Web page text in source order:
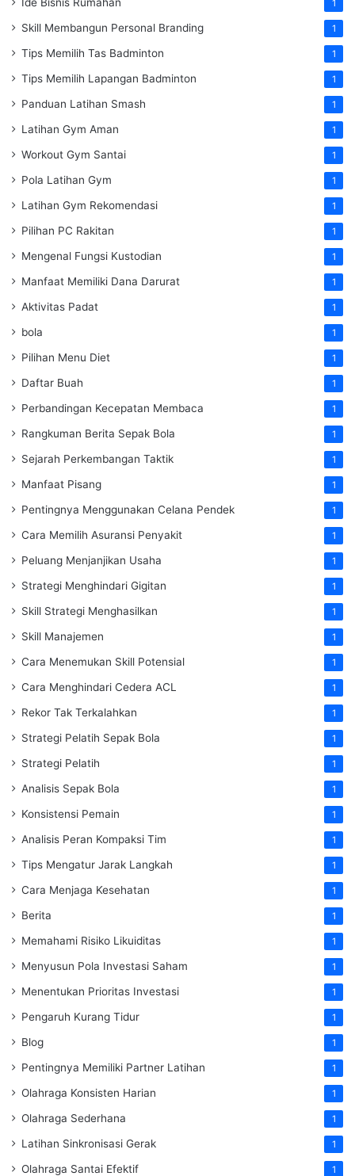
1
Skill Membangun Personal Branding 1
Tips Memilih Tas Badminton 1
Tips Memilih Lapangan Badminton 1
Panduan Latihan Smash 1
Latihan Gym Aman 1
Workout Gym Santai 1
Pola Latihan Gym 1
Latihan Gym Rekomendasi 1
Pilihan PC Rakitan 1
Mengenal Fungsi Kustodian 1
Manfaat Memiliki Dana Darurat 1
Aktivitas Padat 1
bola 1
Pilihan Menu Diet 1
Daftar Buah 1
Perbandingan Kecepatan Membaca 1
Rangkuman Berita Sepak Bola 1
Sejarah Perkembangan Taktik 1
Manfaat Pisang 1
Pentingnya Menggunakan Celana Pendek 1
Cara Memilih Asuransi Penyakit 1
Peluang Menjanjikan Usaha 1
Strategi Menghindari Gigitan 1
Skill Strategi Menghasilkan 1
Skill Manajemen 1
Cara Menemukan Skill Potensial 1
Cara Menghindari Cedera ACL 1
Rekor Tak Terkalahkan 1
Strategi Pelatih Sepak Bola 1
Strategi Pelatih 1
Analisis Sepak Bola 1
Konsistensi Pemain 1
Analisis Peran Kompaksi Tim 1
Tips Mengatur Jarak Langkah 1
Cara Menjaga Kesehatan 1
Berita 1
Memahami Risiko Likuiditas 1
Menyusun Pola Investasi Saham 1
Menentukan Prioritas Investasi 1
Pengaruh Kurang Tidur 1
Blog 1
Pentingnya Memiliki Partner Latihan 1
Olahraga Konsisten Harian 1
Olahraga Sederhana 1
Latihan Sinkronisasi Gerak 1
Olahraga Santai Efektif 1